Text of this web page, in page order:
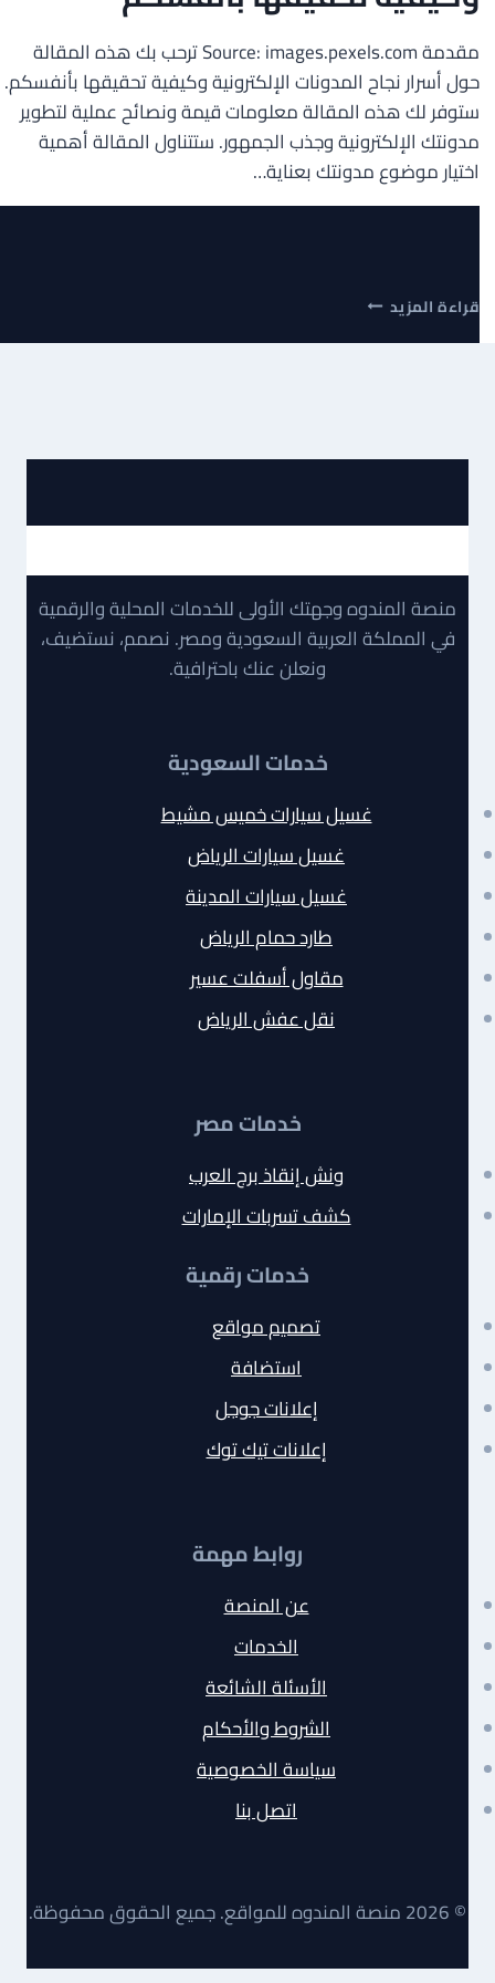
مقدمة Source: images.pexels.com ترحب بك هذه المقالة
حول أسرار نجاح المدونات الإلكترونية وكيفية تحقيقها بأنفسكم.
ستوفر لك هذه المقالة معلومات قيمة ونصائح عملية لتطوير
مدونتك الإلكترونية وجذب الجمهور. ستتناول المقالة أهمية
اختيار موضوع مدونتك بعناية…
قراءة المزيدأسرار
المدونات
منصة المندوه وجهتك الأولى للخدمات المحلية والرقمية
في المملكة العربية السعودية ومصر. نصمم، نستضيف،
ونعلن عنك باحترافية.
خدمات السعودية
غسيل سيارات خميس مشيط
غسيل سيارات الرياض
غسيل سيارات المدينة
طارد حمام الرياض
مقاول أسفلت عسير
نقل عفش الرياض
خدمات مصر
ونش إنقاذ برج العرب
كشف تسربات الإمارات
خدمات رقمية
تصميم مواقع
استضافة
إعلانات جوجل
إعلانات تيك توك
روابط مهمة
عن المنصة
الخدمات
الأسئلة الشائعة
الشروط والأحكام
سياسة الخصوصية
اتصل بنا
© 2026 منصة المندوه للمواقع. جميع الحقوق محفوظة.